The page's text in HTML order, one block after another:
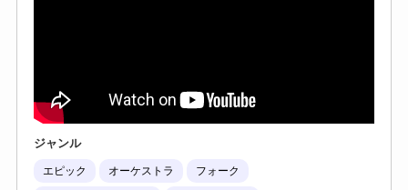
ジャンル
エピック オーケストラ フォーク